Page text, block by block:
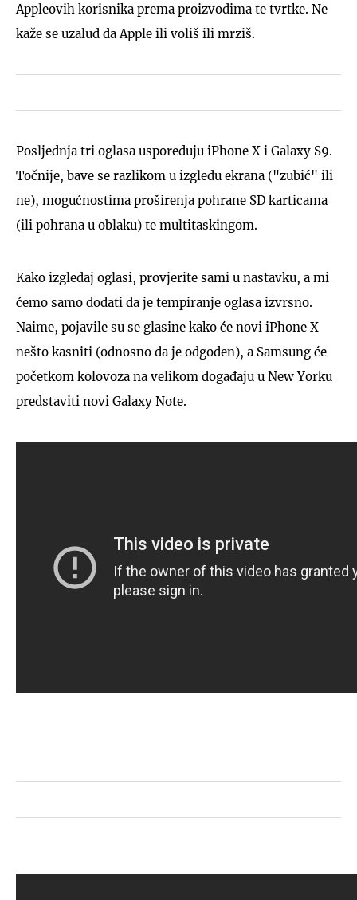
Appleovih korisnika prema proizvodima te tvrtke. Ne
kaže se uzalud da Apple ili voliš ili mrziš.
Posljednja tri oglasa uspoređuju iPhone X i Galaxy S9.
Točnije, bave se razlikom u izgledu ekrana ("zubić" ili
ne), mogućnostima proširenja pohrane SD karticama
(ili pohrana u oblaku) te multitaskingom.
Kako izgledaj oglasi, provjerite sami u nastavku, a mi
ćemo samo dodati da je tempiranje oglasa izvrsno.
Naime, pojavile su se glasine kako će novi iPhone X
nešto kasniti (odnosno da je odgođen), a Samsung će
početkom kolovoza na velikom događaju u New Yorku
predstaviti novi Galaxy Note.